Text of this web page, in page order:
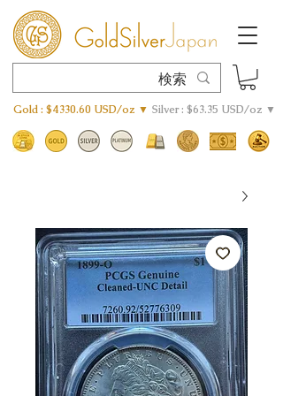
Gold : $4330.60 USD/oz ▼ Silver : $63.35 USD/oz ▼